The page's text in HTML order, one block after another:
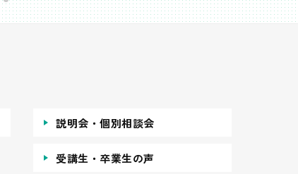
説明会・個別相談会
受講生・卒業生の声